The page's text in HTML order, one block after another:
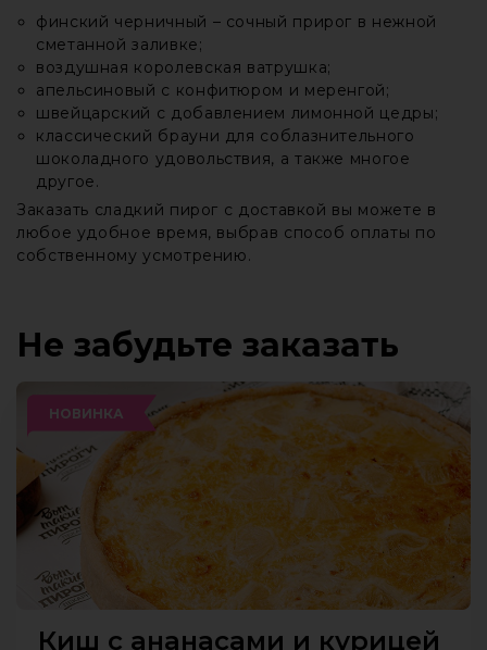
финский черничный – сочный прирог в нежной
сметанной заливке;
воздушная королевская ватрушка;
апельсиновый с конфитюром и меренгой;
швейцарский с добавлением лимонной цедры;
классический брауни для соблазнительного
шоколадного удовольствия, а также многое
другое.
Заказать сладкий пирог с доставкой вы можете в
любое удобное время, выбрав способ оплаты по
собственному усмотрению.
Не забудьте заказать
НОВИНКА
Киш с ананасами и курицей